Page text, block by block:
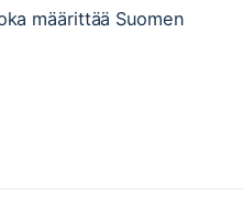
määrittää Suomen